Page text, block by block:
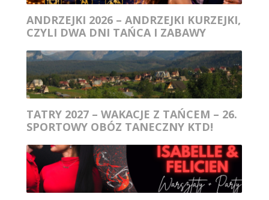
ANDRZEJKI 2026 – ANDRZEJKI KURZEJKI,
CZYLI DWA DNI TAŃCA I ZABAWY
TATRY 2027 – WAKACJE Z TAŃCEM – 26.
SPORTOWY OBÓZ TANECZNY KTD!